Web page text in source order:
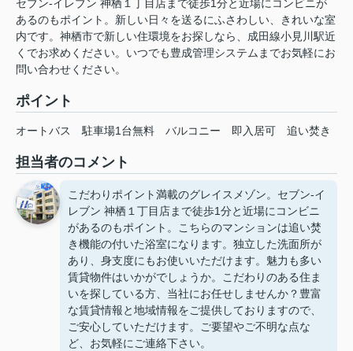
セブン‐イレブン 神栖１丁目店まで徒歩1分と近場にコンビニが
あるのもポイント。新しい日々を送るにふさわしい、きれいな室
内です。神栖市で新しい住環境をお探しなら、成田線小見川駅近
くでお求めください。いつでも豊成管理システムまでお気軽にお
問い合わせください。
ポイント
オートバス 駐車場1台無料 バルコニー 即入居可 追い焚き
担当者のコメント
こだわりポイント満載のグレイスメゾン。セブン‐イ
レブン 神栖１丁目店まで徒歩1分と近場にコンビニ
があるのもポイント。こちらのマンションは追い焚
き機能の付いた浴室になります。独立した洗面所が
あり、身支度にもお使いいただけます。魅力も多い
賃貸物件はいかがでしょうか。こだわりのある住ま
いを探している方、当社にお任せしませんか？豊富
な賃貸情報と地域情報をご提供しておりますので、
ご安心していただけます。ご要望やご不明な点な
ど、お気軽にご連絡下さい。